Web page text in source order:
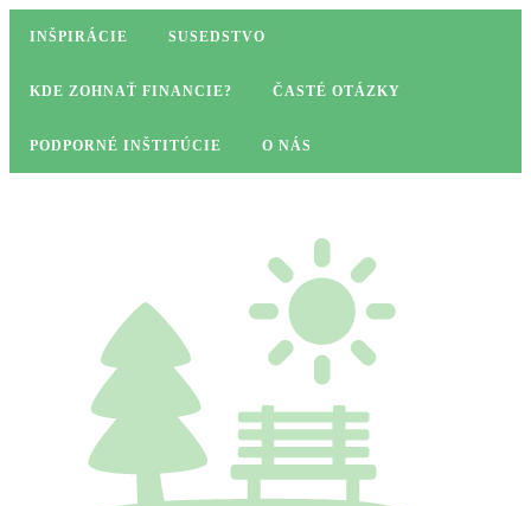
INŠPIRÁCIE SUSEDSTVO
KDE ZOHNAŤ FINANCIE? ČASTÉ OTÁZKY
PODPORNÉ INŠTITÚCIE O NÁS